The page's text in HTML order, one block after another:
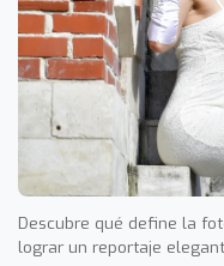
Descubre qué define la
lograr un reportaje